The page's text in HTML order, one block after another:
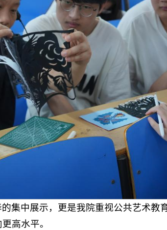
集中展示，更是我院重视公共艺术教
高水平。